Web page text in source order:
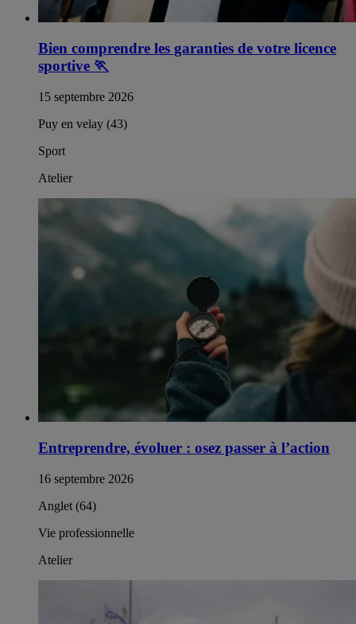
Bien comprendre les garanties de votre licence
sportive 🏃
15 septembre 2026
Puy en velay (43)
Sport
Atelier
Entreprendre, évoluer : osez passer à l’action​
16 septembre 2026
Anglet (64)
Vie professionnelle
Atelier